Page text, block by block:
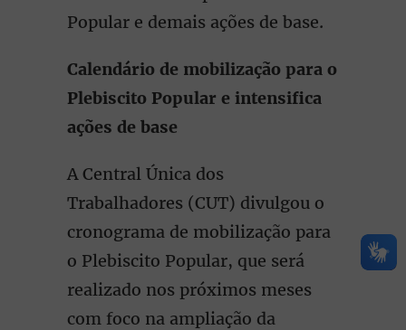
Popular e demais ações de base.
Calendário de mobilização para o
Plebiscito Popular e intensifica
ações de base
A Central Única dos
Trabalhadores (CUT) divulgou o
cronograma de mobilização para
o Plebiscito Popular, que será
realizado nos próximos meses
com foco na ampliação da